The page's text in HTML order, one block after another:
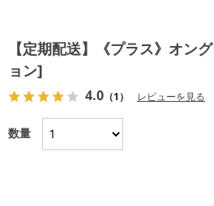
【定期配送】《プラス》オン
ョン]
4.0 （1） レビューを見る
数量